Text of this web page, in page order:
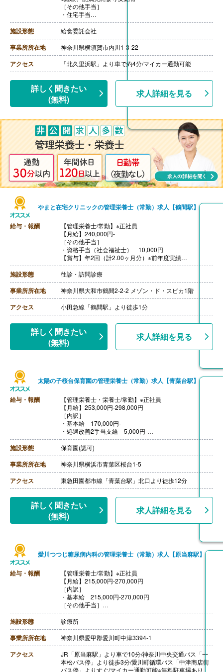
［その他手当］
・住宅手当
【賞与】あり※契約による
【通勤手当】あり※規定内支給（2km以上は交通費支給）
【昇給】あり※契約による
【退職金】あり※契約による
施設形態 給食委託会社
事業所所在地 神奈川県横須賀市内川1-3-22
アクセス 「北久里浜駅」より車で約4分/マイカー通勤可能
詳しく聞きたい
(無料)
求人詳細を見る
やまと在宅クリニックの管理栄養士（常勤）求人【鶴間駅】
給与・報酬
【管理栄養士/常勤】※正社員
【月給】240,000円-
［その他手当］
・資格手当（社会福祉士） 10,000円
【賞与】年2回（計2.00ヶ月分）※前年度実績
【昇給】年1回
【退職金】あり（勤続3年以上）
【通勤手当】あり（上限50,000円/月）
施設形態 往診・訪問診療
事業所所在地 神奈川県大和市鶴間2-2-2 メゾン・ド・スピカ1階
アクセス 小田急線「鶴間駅」より徒歩1分
詳しく聞きたい
(無料)
求人詳細を見る
太陽の子桜台保育園の管理栄養士（常勤）求人【青葉台駅】
給与・報酬
【管理栄養士・栄養士/常勤】※正社員
【月給】253,000円-298,000円
［内訳］
・基本給 170,000円-
・処遇改善2手当支給 5,000円-
※キャリアアップ研修の受講・修了証の提出が必要
・処遇改善3手当
・栄養士技能向上手当 3,000円-15,000円/月
［その他手当］
・時間外手当※1分単位で支給
・皆勤手当
・住宅手当（賃貸契約者かつ世帯主）
・ひとり親特別応援手当 50,000円×2回/年（小学生以下
の子どもがいる方が対象）
【賞与】年2回（計3.00ヶ月分）※前年度実績
※処遇改善一時金の支給あり
【昇給】あり（年1回）※本人評価、会社業績により支給
【退職金】あり
施設形態 保育園(認可)
事業所所在地 神奈川県横浜市青葉区桜台1-5
アクセス 東急田園都市線「青葉台駅」北口より徒歩12分
詳しく聞きたい
(無料)
求人詳細を見る
愛川つつじ糖尿病内科の管理栄養士（常勤）求人【原当麻駅】
給与・報酬
【管理栄養士/常勤】※正社員
【月給】215,000円-270,000円
［内訳］
・基本給 215,000円-270,000円
［その他手当］
・日本糖尿病療養指導士 10,000円/月
・神奈川県糖尿病療養指導士 5,000円/月
【賞与】年2回（計3.80ヶ月分）※前年度実績
【通勤手当】あり（上限なし）
【昇給】あり（1月あたり1.0％-2.0％）※前年度実績
【退職金】あり※勤続4年以上
施設形態 診療所
事業所所在地 神奈川県愛甲郡愛川町中津3394-1
アクセス
JR「原当麻駅」より車で10分/神奈川中央交通バス「一
本松バス停」より徒歩3分/愛川町循環バス「中津商店街
バス停」よりすぐ/マイカー通勤可能※無料駐車場あり